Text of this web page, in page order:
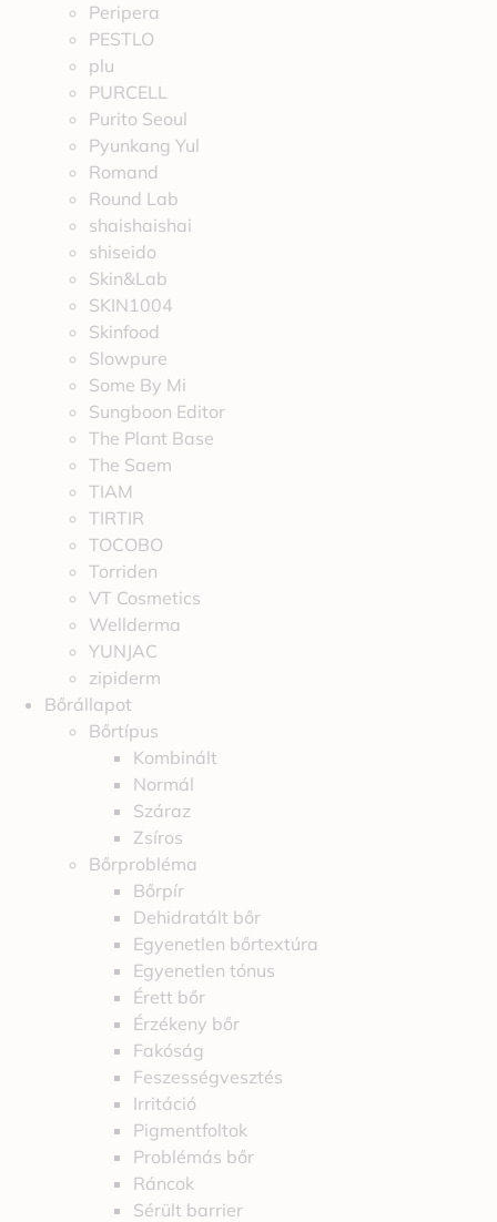
Peripera
PESTLO
plu
PURCELL
Purito Seoul
Pyunkang Yul
Romand
Round Lab
shaishaishai
shiseido
Skin&Lab
SKIN1004
Skinfood
Slowpure
Some By Mi
Sungboon Editor
The Plant Base
The Saem
TIAM
TIRTIR
TOCOBO
Torriden
VT Cosmetics
Wellderma
YUNJAC
zipiderm
Bőrállapot
Bőrtípus
Kombinált
Normál
Száraz
Zsíros
Bőrprobléma
Bőrpír
Dehidratált bőr
Egyenetlen bőrtextúra
Egyenetlen tónus
Érett bőr
Érzékeny bőr
Fakóság
Feszességvesztés
Irritáció
Pigmentfoltok
Problémás bőr
Ráncok
Sérült barrier